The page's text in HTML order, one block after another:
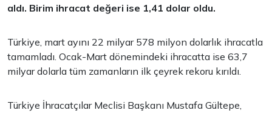
aldı. Birim ihracat değeri ise 1,41 dolar oldu.
Türkiye, mart ayını 22 milyar 578 milyon dolarlık ihracatla
tamamladı. Ocak-Mart dönemindeki ihracatta ise 63,7
milyar dolarla tüm zamanların ilk çeyrek rekoru kırıldı.
Türkiye İhracatçılar Meclisi Başkanı Mustafa Gültepe,